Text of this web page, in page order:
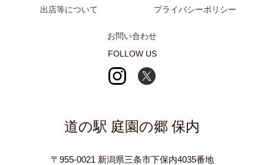
出店等について
プライバシーポリシー
お問い合わせ
FOLLOW US
道の駅 庭園の郷 保内
〒955-0021 新潟県三条市下保内4035番地